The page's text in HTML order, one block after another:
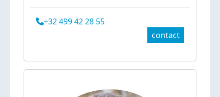
+32 499 42 28 55
contact